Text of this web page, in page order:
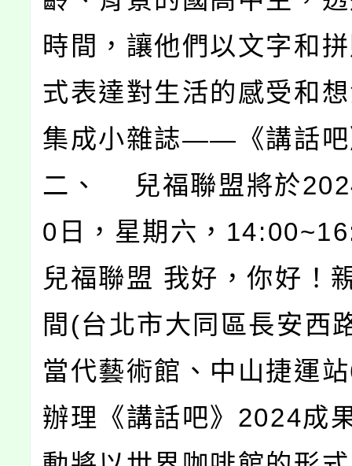
時間，讓他們以文字和
式表達對生活的感受和
集成小雜誌——《講話
二、 兒福聯盟將於
0日，星期六，
兒福聯盟 我好，你好！
間(台北市大同區長安西
當代藝術館、中山捷運
辦理《講話吧》2024成